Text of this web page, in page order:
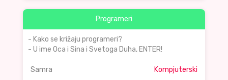
Programeri
- Kako se križaju programeri?
- U ime Oca i Sina i Svetoga Duha, ENTER!
Samra Kompjuterski